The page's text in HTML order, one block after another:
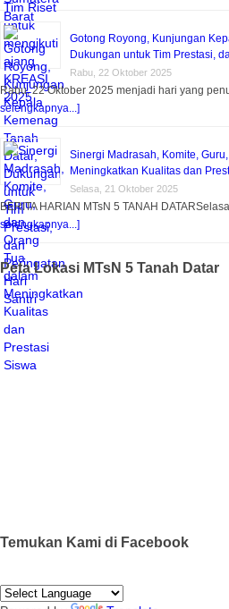
Gotong Royong, Kunjungan
Dukungan untuk Tim Prestasi,
Rabu, 22 Oktober 2025
Rabu, 22 Oktober 2025 menjadi hari yang
selengkapnya...]
Sinergi Madrasah, Komite,
Meningkatkan Kualitas dan
Selasa, 21 Oktober 2025
BERITA HARIAN MTsN 5 TANAH
selengkapnya...]
Peta Lokasi MTsN 5 Tanah Datar
Temukan Kami di Facebook